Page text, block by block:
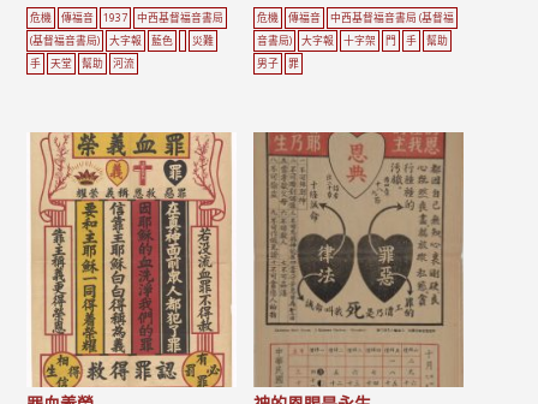
危機 傳福音 1937
中西基督福音書局
(基督福音書局)
大字報 藍色
災難
手
天堂 幫助 河流
危機 傳福音
中西基督福音書局 (基督福
音書局)
大字報 十字架 門 手
幫助
男子
罪